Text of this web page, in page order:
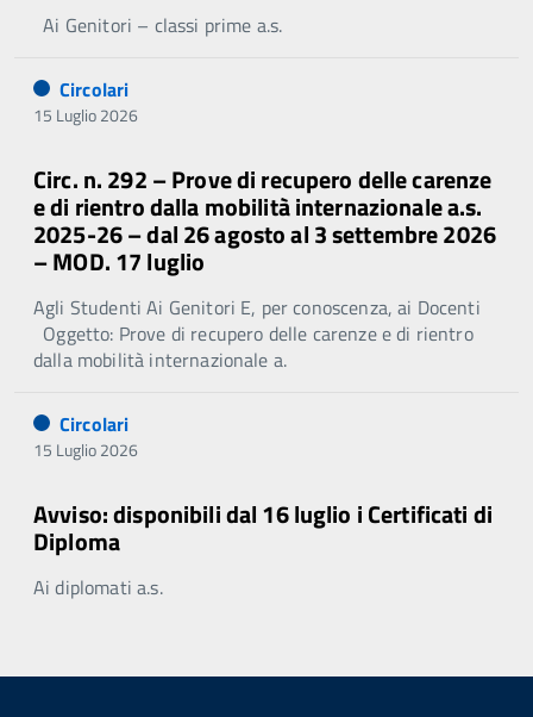
Ai Genitori – classi prime a.s.
Circolari
15 Luglio 2026
Circ. n. 292 – Prove di recupero delle carenze
e di rientro dalla mobilità internazionale a.s.
2025-26 – dal 26 agosto al 3 settembre 2026
– MOD. 17 luglio
Agli Studenti Ai Genitori E, per conoscenza, ai Docenti
Oggetto: Prove di recupero delle carenze e di rientro
dalla mobilità internazionale a.
Circolari
15 Luglio 2026
Avviso: disponibili dal 16 luglio i Certificati di
Diploma
Ai diplomati a.s.